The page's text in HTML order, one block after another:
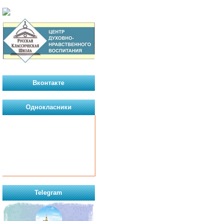
Вконтакте
Однокласники
Telegram